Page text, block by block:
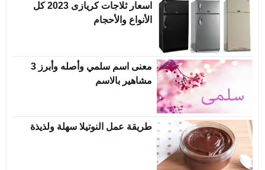
اسعار ثلاجات كريازى 2023 كل
الأنواع والأحجام
معنى اسم سلمي وأصله وأبرز 3
مشاهير بالاسم
طريقة عمل النوتيلا سهلة ولذيذة